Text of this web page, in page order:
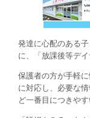
発達に心配のある
に、「放課後等デ
保護者の方が手軽
に対応し、必要な
ど一番目につきや